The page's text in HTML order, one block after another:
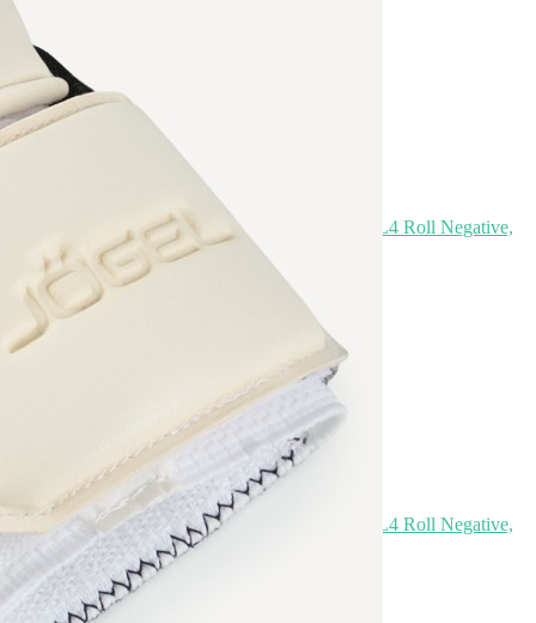
Скидка!
Перчатки вратарские JOGEL Legend UL4 Roll Negative,
коралловый (2119327)
Быстрый просмотр
8 199
7 499
Перчатки вратарские JOGEL Legend UL4 Roll Negative,
белый (2119316)
Быстрый просмотр
8 199₽ 7 499